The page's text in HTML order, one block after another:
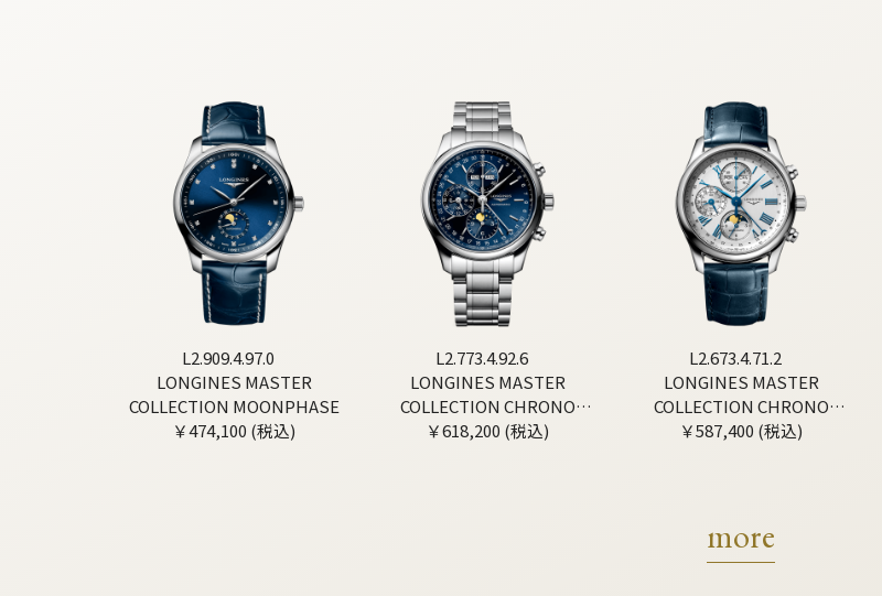
L2.909.4.97.0
LONGINES MASTER
COLLECTION MOONPHASE
￥474,100 (税込)
L2.773.4.92.6
LONGINES MASTER
COLLECTION CHRONO
MOONPHASE
￥618,200 (税込)
L2.673.4.71.2
LONGINES MASTER
COLLECTION CHRONO
MOONPHASE
￥587,400 (税込)
more